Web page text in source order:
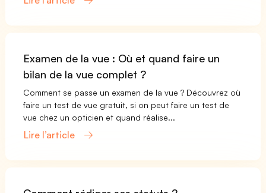
Examen de la vue : Où et quand faire un
bilan de la vue complet ?
Comment se passe un examen de la vue ? Découvrez où
faire un test de vue gratuit, si on peut faire un test de
vue chez un opticien et quand réalise...
Lire l’article